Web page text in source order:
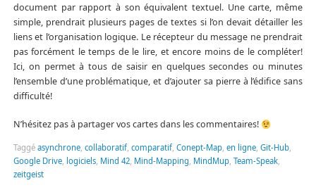
document par rapport à son équivalent textuel. Une carte, même
simple, prendrait plusieurs pages de textes si l’on devait détailler les
liens et l’organisation logique. Le récepteur du message ne prendrait
pas forcément le temps de le lire, et encore moins de le compléter!
Ici, on permet à tous de saisir en quelques secondes ou minutes
l’ensemble d’une problématique, et d’ajouter sa pierre à l’édifice sans
difficulté!
N’hésitez pas à partager vos cartes dans les commentaires!
Taggé asynchrone, collaboratif, comparatif, Conept-Map, en ligne, Git-Hub,
Google Drive, logiciels, Mind 42, Mind-Mapping MindMup, Team-Speak,
zeitgeist